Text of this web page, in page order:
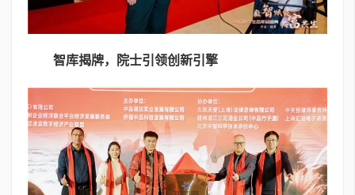
智库揭牌，院士引领创新引擎